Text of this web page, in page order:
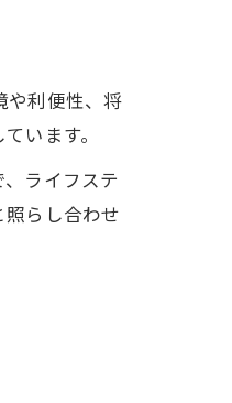
や利便性、将
います。
ライフステ
らし合わせ